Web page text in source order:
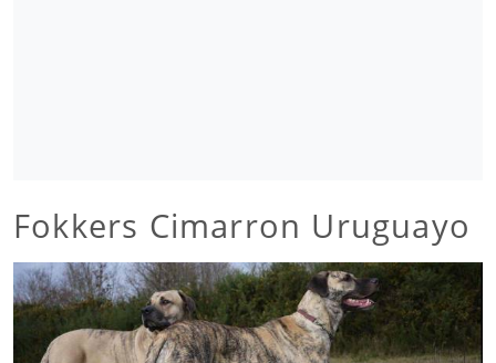
Fokkers Cimarron Uruguayo